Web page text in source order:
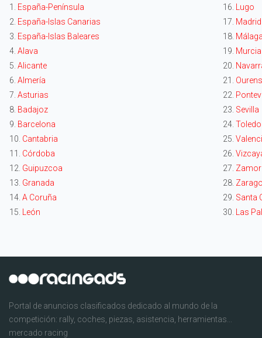
1. España-Península 16. Lugo
2. España-Islas Canarias 17. Madrid
3. España-Islas Baleares 18.
4. Alava 19. Murcia
5. Alicante 20.
6. Almería 21.
7. Asturias 22.
8. Badajoz 23. Sevilla
9. Barcelona 24. Toledo
10. Cantabria 25.
11. Córdoba 26.
12. Guipuzcoa 27.
13. Granada 28.
14. A Coruña 29. Santa
15. León 30. Las
Portal de anuncios clasificados dedicado al mundo de la
competición: rally, coches, piezas, asistencia, herramientas...
mercado racing